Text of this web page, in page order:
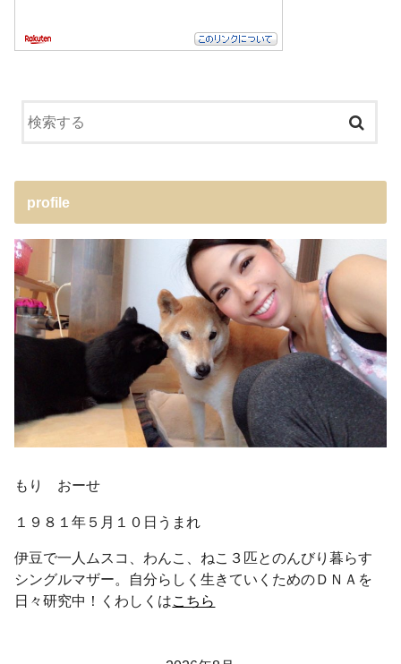
profile
もり おーせ
１９８１年５月１０日うまれ
伊豆で一人ムスコ、わんこ、ねこ３匹とのんびり暮らす
シングルマザー。自分らしく生きていくためのＤＮＡを
日々研究中！くわしくはこちら